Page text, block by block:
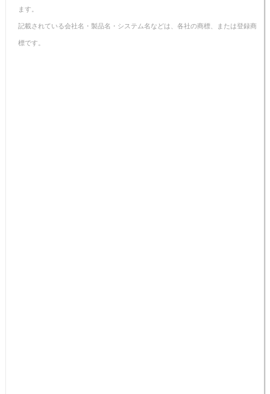
ます。
記載されている会社名・製品名・システム名などは、各社の商標、または登録商
標です。